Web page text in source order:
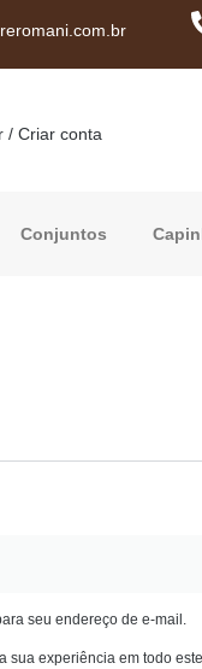
/ Criar conta
Conjuntos
seu endereço de e-mail.
sua experiência em todo